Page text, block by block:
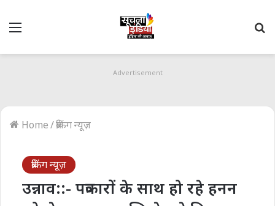
Menu
Advertisement
Home/ब्रेकिंग न्यूज़
ब्रेकिंग न्यूज़
उन्नाव::- पत्रकारों के साथ हो रहे हनन